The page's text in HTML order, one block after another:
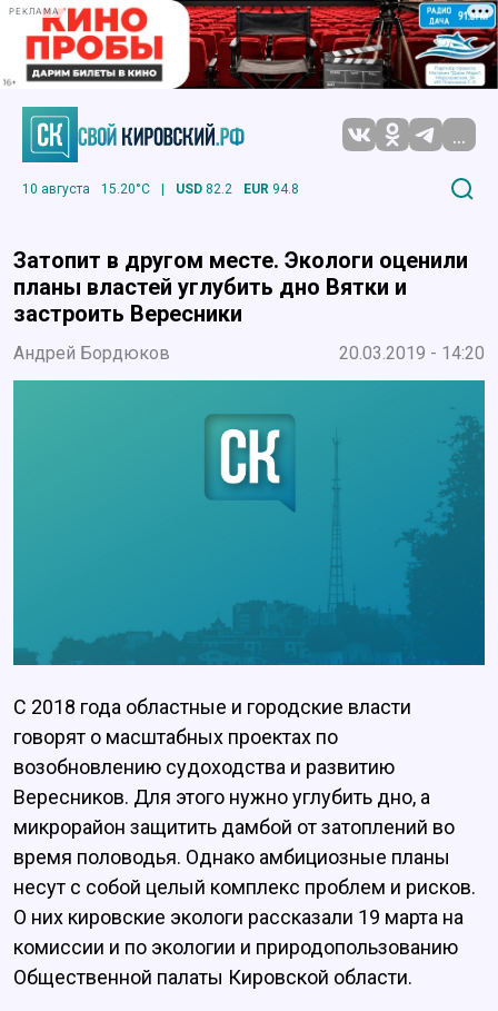
РЕКЛАМА
...
10 августа 15.20°C | USD 82.2 EUR 94.8
Затопит в другом месте. Экологи оценили
планы властей углубить дно Вятки и
застроить Вересники
Андрей Бордюков 20.03.2019 - 14:20
С 2018 года областные и городские власти
говорят о масштабных проектах по
возобновлению судоходства и развитию
Вересников. Для этого нужно углубить дно, а
микрорайон защитить дамбой от затоплений во
время половодья. Однако амбициозные планы
несут с собой целый комплекс проблем и рисков.
О них кировские экологи рассказали 19 марта на
комиссии и по экологии и природопользованию
Общественной палаты Кировской области.